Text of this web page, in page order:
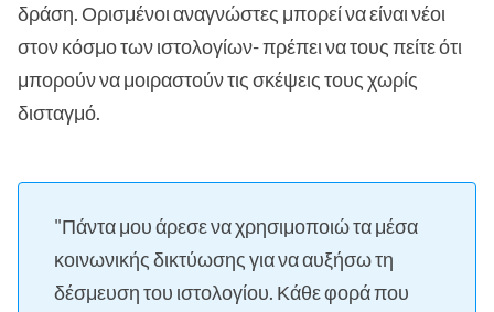
δράση. Ορισμένοι αναγνώστες μπορεί να είναι νέοι
στον κόσμο των ιστολογίων- πρέπει να τους πείτε ότι
μπορούν να μοιραστούν τις σκέψεις τους χωρίς
δισταγμό.
"Πάντα μου άρεσε να χρησιμοποιώ τα μέσα
κοινωνικής δικτύωσης για να αυξήσω τη
δέσμευση του ιστολογίου. Κάθε φορά που